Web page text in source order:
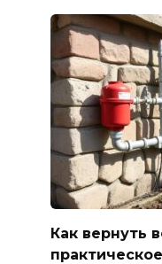
Как вернуть